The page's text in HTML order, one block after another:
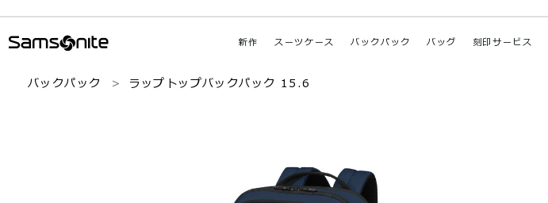
新作 スーツケース バックパック バッグ 刻印サービス
バックパック ラップトップバックパック 15.6